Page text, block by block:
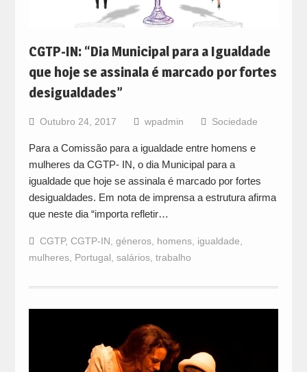
CGTP-IN: “Dia Municipal para a Igualdade
que hoje se assinala é marcado por fortes
desigualdades”
Outubro 24, 2017 wpadmin Sociedade
Para a Comissão para a igualdade entre homens e
mulheres da CGTP- IN, o dia Municipal para a
igualdade que hoje se assinala é marcado por fortes
desigualdades. Em nota de imprensa a estrutura afirma
que neste dia “importa refletir…
CGTP, CGTP-IN, géneros, homens, igualdade,
mulheres, Portugal, salários, trabalho